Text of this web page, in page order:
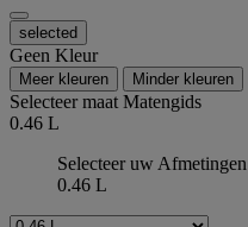
selected
Geen Kleur
Meer kleuren Minder kleuren
Selecteer maatMatengids
0.46 L
Selecteer uw Afmetingen
0.46 L